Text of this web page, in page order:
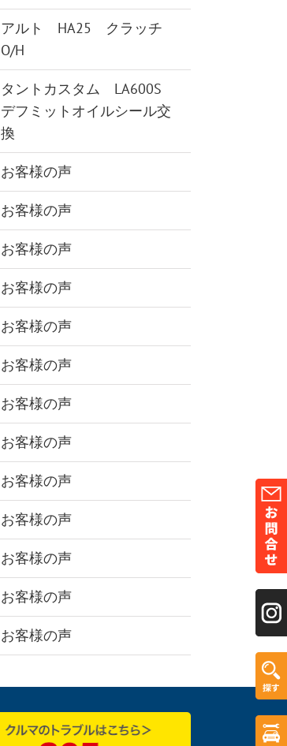
アルト HA25 クラッチ
O/H
タントカスタム LA600S
デフミットオイルシール交
換
お客様の声
お客様の声
お客様の声
お客様の声
お客様の声
お客様の声
お客様の声
お客様の声
お客様の声
お客様の声
お客様の声
お客様の声
お客様の声